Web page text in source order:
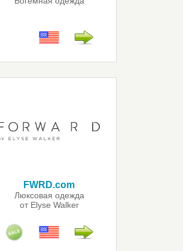
FWRD.com
Люксовая одежда
от Elyse Walker